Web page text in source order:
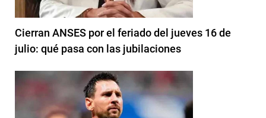
Cierran ANSES por el feriado del jueves 16 de
julio: qué pasa con las jubilaciones